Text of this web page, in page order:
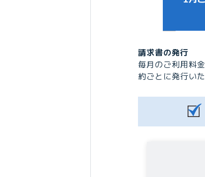
請求書の発行
毎月のご利用料
約ごとに発行い